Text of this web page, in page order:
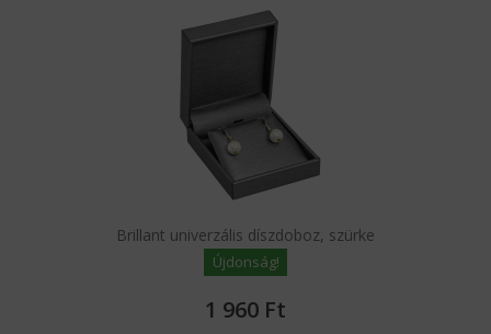
Brillant univerzális díszdoboz, szürke
Újdonság!
1 960 Ft